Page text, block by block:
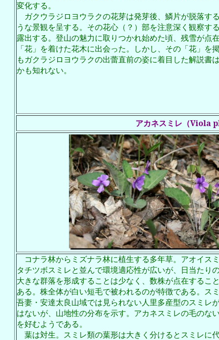
変化する。
ガクウラジロヨウラクの花芽は発芽後、鱗片が脱落す
うな景観を呈する。その花心（？）部を注意深く観察す
露出する。登山の魅力に取りつかれ始めた頃、残雪が点
「花」を着けた花木に出会った。しかし、その「花」
もガクラジロヨウラクの出蕾直前の姿に着目した解説書
かも知れない。
アカネスミレ（Viola
コナラ林からミズナラ林に植生する多年草。アオイス
タチツボスミレと並んで環境適応性が広いが、日当たり
大きな群落を形成することは少なく、数株が点在するこ
ある。株全体が白い短毛で被われるのが特徴である。ス
吾妻・安達太良山域では見られない人里多産型のスミレ
はないが、山地性の分布を示す。アカネスミレの毛のな
を好むようである。
葉は対生。スミレ類の葉形は大きく分けるとスミレに